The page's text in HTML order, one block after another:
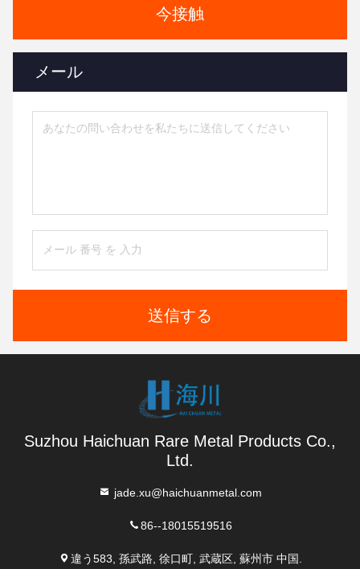
今接触
メール
送信する
Suzhou Haichuan Rare Metal Products Co.,
Ltd.
jade.xu@haichuanmetal.com
86--18015519516
違う583, 孫武路, 徐口町, 武蔵区, 蘇州市 中国.